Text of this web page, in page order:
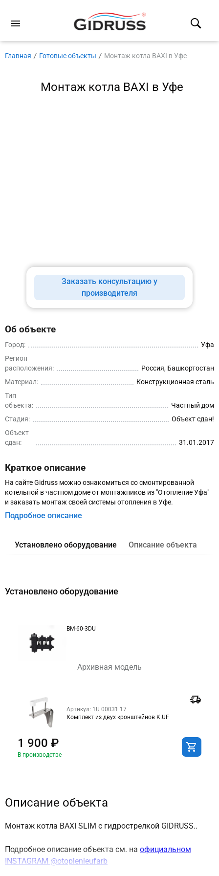
Главная Готовые объекты Монтаж котла BAXI в Уфе
Монтаж котла BAXI в Уфе
Заказать консультацию у
производителя
Об объекте
Город:
Уфа
Регион
расположения:
Россия, Башкортостан
Материал:
Конструкционная сталь
Тип
объекта:
Частный дом
Стадия:
Объект сдан!
Объект
сдан:
31.01.2017
Краткое описание
На сайте Gidruss можно ознакомиться со смонтированной
котельной в частном доме от монтажников из "Отопление Уфа"
и заказать монтаж своей системы отопления в Уфе.
Подробное описание
Установлено оборудование Описание объекта
Установлено оборудование
BM-60-3DU
Архивная модель
Артикул: 1U 00031 17
Комплект из двух кронштейнов K.UF
1 900 ₽
В производстве
Описание объекта
Монтаж котла BAXI SLIM с гидрострелкой GIDRUSS..
Подробное описание объекта см. на официальном
INSTAGRAM @otoplenieufarb